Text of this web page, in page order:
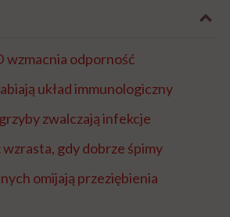
wzmacnia odporność
układ immunologiczny
zwalczają infekcje
gdy dobrze śpimy
omijają przeziębienia